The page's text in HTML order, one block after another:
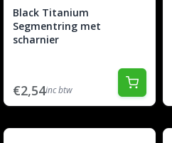
Black Titanium
Segmentring met
scharnier
€2,54inc btw